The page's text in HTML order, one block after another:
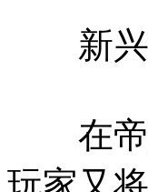
新兴
在帝